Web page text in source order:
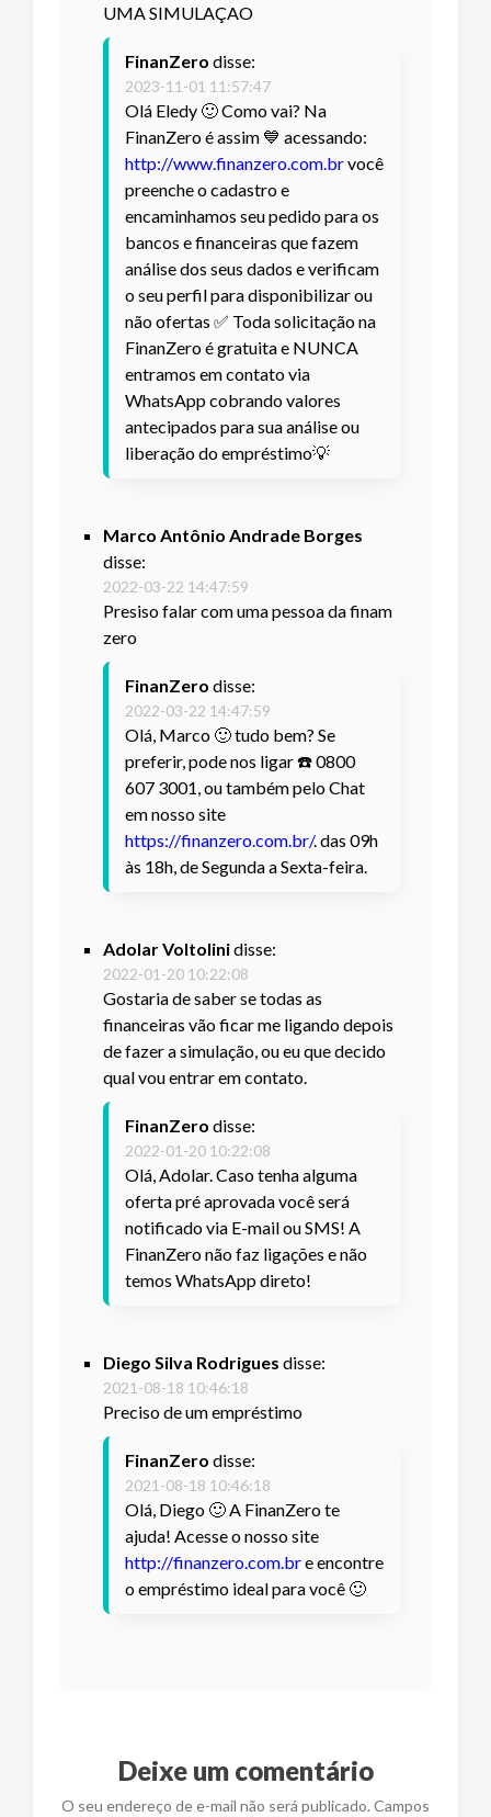
UMA SIMULAÇAO
FinanZero disse:
2023-11-01 11:57:47
Olá Eledy 🙂 Como vai? Na
FinanZero é assim 💙 acessando:
http://www.finanzero.com.brvocê
preenche o cadastro e
encaminhamos seu pedido para os
bancos e financeiras que fazem
análise dos seus dados e verificam
o seu perfil para disponibilizar ou
não ofertas ✅ Toda solicitação na
FinanZero é gratuita e NUNCA
entramos em contato via
WhatsApp cobrando valores
antecipados para sua análise ou
liberação do empréstimo💡
Marco Antônio Andrade Borges
disse:
2022-03-22 14:47:59
Presiso falar com uma pessoa da finam
zero
FinanZero disse:
2022-03-22 14:47:59
Olá, Marco 🙂 tudo bem? Se
preferir, pode nos ligar ☎️ 0800
607 3001, ou também pelo Chat
em nosso site
https://finanzero.com.br/. das 09h
às 18h, de Segunda a Sexta-feira.
Adolar Voltolinidisse:
2022-01-20 10:22:08
Gostaria de saber se todas as
financeiras vão ficar me ligando depois
de fazer a simulação, ou eu que decido
qual vou entrar em contato.
FinanZero disse:
2022-01-20 10:22:08
Olá, Adolar. Caso tenha alguma
oferta pré aprovada você será
notificado via E-mail ou SMS! A
FinanZero não faz ligações e não
temos WhatsApp direto!
Diego Silva Rodrigues disse:
2021-08-18 10:46:18
Preciso de um empréstimo
FinanZero disse:
2021-08-18 10:46:18
Olá, Diego 🙂 A FinanZero te
ajuda! Acesse o nosso site
http://finanzero.com.bre encontre
o empréstimo ideal para você 🙂
Deixe um comentário
O seu endereço de e-mail não será publicado. Campos